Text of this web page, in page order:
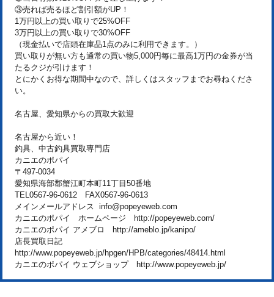
③売れば売るほど割引額がUP！
1万円以上の買い取りで25%OFF
3万円以上の買い取りで30%OFF
（現金払いで店頭在庫品1点のみに利用できます。）
買い取りが無い方も通常の買い物5,000円毎に最高1万円の金券が当
たるクジが引けます！
とにかくお得な期間中なので、詳しくはスタッフまでお尋ねくださ
い。
名古屋、愛知県からの買取大歓迎
名古屋から近い！
釣具、中古釣具買取専門店
カニエのポパイ
〒497-0034
愛知県海部郡蟹江町本町11丁目50番地
TEL0567-96-0612 FAX0567-96-0613
メインメールアドレス info@popeyeweb.com
カニエのポパイ ホームページ http://popeyeweb.com/
カニエのポパイ アメブロ http://ameblo.jp/kanipo/
店長買取日記
http://www.popeyeweb.jp/hpgen/HPB/categories/48414.html
カニエのポパイ ウェブショップ http://www.popeyeweb.jp/